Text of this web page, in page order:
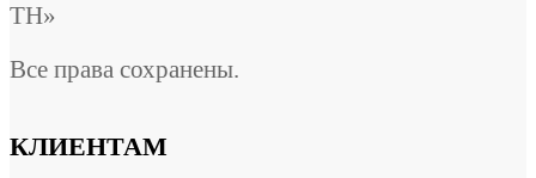
ТН»
Все права сохранены.
КЛИЕНТАМ